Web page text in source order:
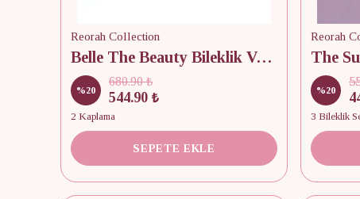
Reorah Collection
Belle The Beauty Bileklik Vol. 2
%20
680.90 ₺
544.90 ₺
2 Kaplama
SEPETE EKLE
Reorah
%20
3 Bileklik